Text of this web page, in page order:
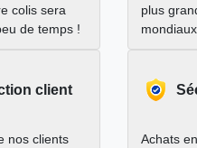
colis sera
de temps !
plus
client
nos clients
Achats